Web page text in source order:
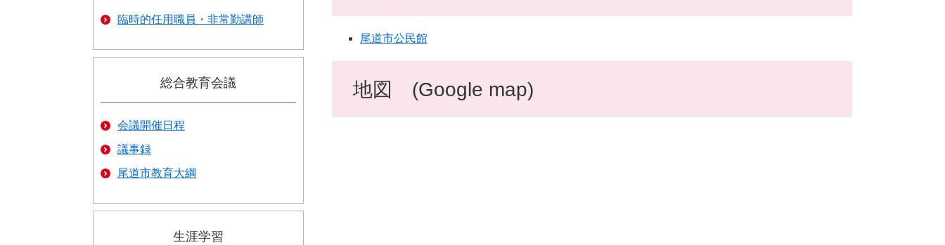
尾道市公民館
地図 (Google map)
臨時的任用職員・非常勤講師
総合教育会議
会議開催日程
議事録
尾道市教育大綱
生涯学習